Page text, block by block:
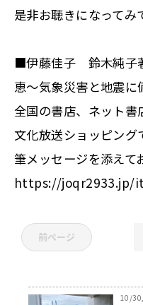
是非お聴きになってみ
■伊藤佳子 鈴木純子
恵～気象災害と地震に
全国の書店、ネット書
文化放送ショッピング
筆メッセージを添えて
https://joqr2933.jp/
前ページ
10/